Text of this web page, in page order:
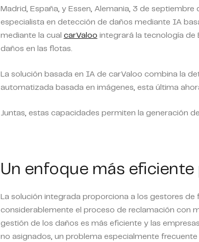
Madrid, España, y Essen, Alemania, 3 de septiembre
especialista en detección de daños mediante IA
mediante la cual carValoo integrará la tecnología de
daños en las flotas.
La solución basada en IA de carValoo combina la
automatizada basada en imágenes, esta última
Juntas, estas capacidades permiten la generación
Un enfoque más
La solución integrada proporciona a los gestores
considerablemente el proceso de reclamación con
gestión de los daños es más eficiente y las
no asignados, un problema especialmente